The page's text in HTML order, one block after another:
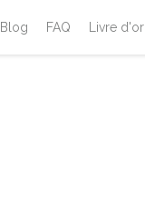
Blog FAQ Livre d'or